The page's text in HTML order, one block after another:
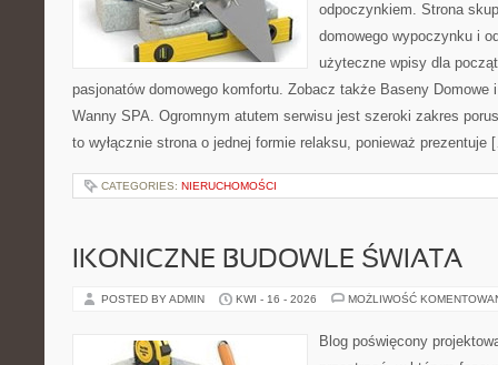
odpoczynkiem. Strona
domowego wypoczynku i
użyteczne wpisy dla
pasjonatów domowego komfortu. Zobacz także Baseny Domowe
Wanny SPA. Ogromnym atutem serwisu jest szeroki zakres
to wyłącznie strona o jednej formie relaksu, ponieważ prezentuje
CATEGORIES: NIERUCHOMOŚCI
IKONICZNE BUDOWLE ŚWIATA
POSTED BY ADMIN KWI - 16 - 2026 MOŻLIWOŚĆ
Blog poświęcony